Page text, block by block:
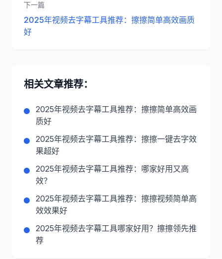
下一篇
2025年视频去字幕工具推荐：擦擦简单高效画质
好
相关文章推荐：
2025年视频去字幕工具推荐：擦擦简单高效画
质好
2025年视频去字幕工具推荐：擦擦一键去字效
果超好
2025年视频去字幕工具推荐：哪家好用又高
效？
2025年视频去字幕工具推荐：擦擦视频简单高
效效果好
2025年视频去字幕工具哪家好用？擦擦领先推
荐